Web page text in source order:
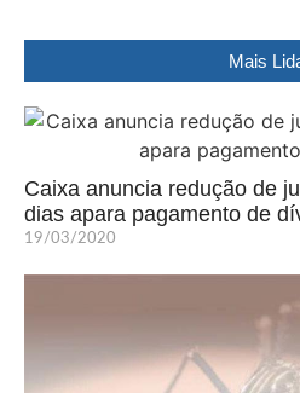
Mais
Caixa anuncia redução de
dias apara pagamento de
19/03/2020